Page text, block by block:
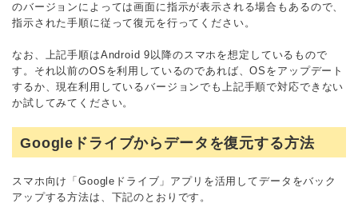
のバージョンによっては画面に指示が表示される場合もあるので、
指示された手順に従って復元を行ってください。
なお、上記手順はAndroid 9以降のスマホを想定しているもので
す。それ以前のOSを利用しているのであれば、OSをアップデート
するか、現在利用しているバージョンでも上記手順で対応できない
か試してみてください。
Googleドライブからデータを復元する方法
スマホ向け「Googleドライブ」アプリを活用してデータをバック
アップする方法は、下記のとおりです。